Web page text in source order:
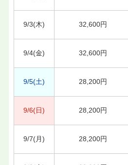
9/3(木) 32,600円
9/4(金) 32,600円
9/5(土) 28,200円
9/6(日) 28,200円
9/7(月) 28,200円